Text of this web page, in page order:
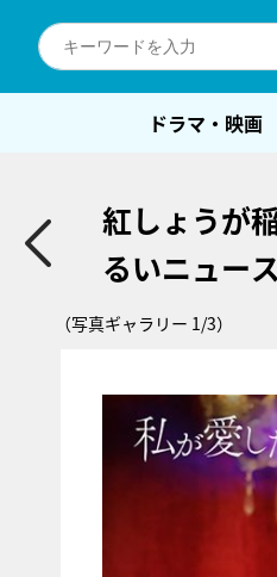
ドラマ・映画
紅しょうが
るいニュー
（写真ギャラリー 1/3）